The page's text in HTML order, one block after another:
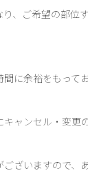
、ご希望の部位
に余裕をもって
ャンセル・変更
ざいますので、